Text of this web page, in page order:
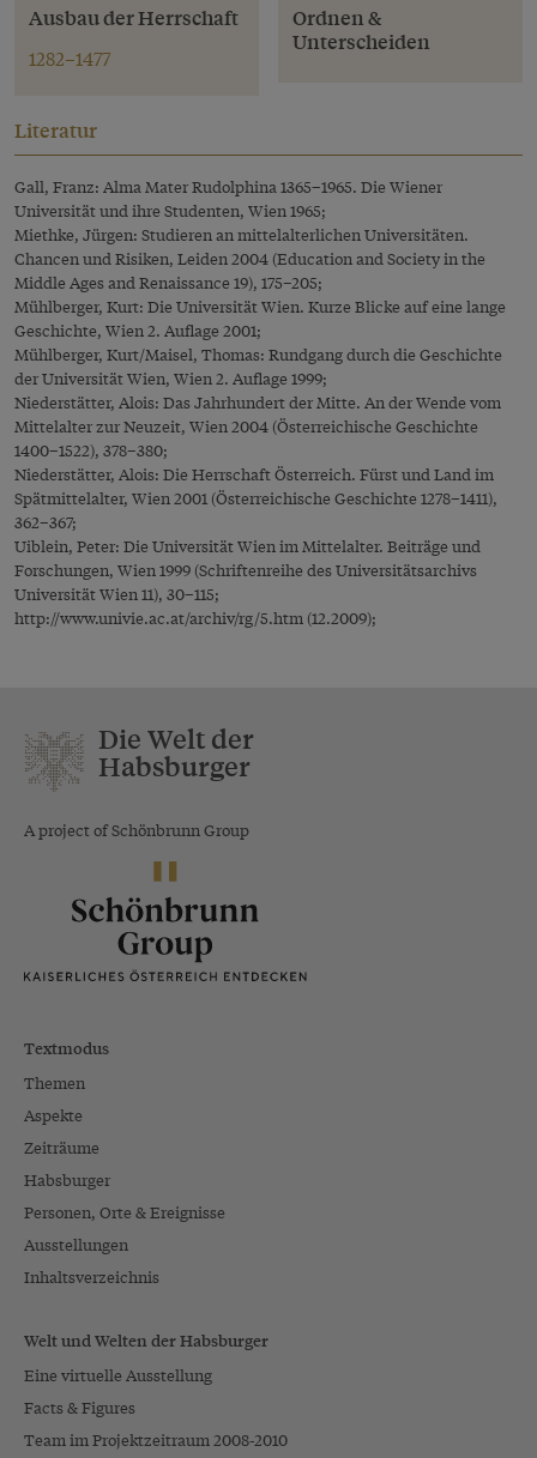
Ausbau der Herrschaft
1282–1477
Ordnen &
Unterscheiden
Literatur
Gall, Franz: Alma Mater Rudolphina 1365–1965. Die Wiener
Universität und ihre Studenten, Wien 1965;
Miethke, Jürgen: Studieren an mittelalterlichen Universitäten.
Chancen und Risiken, Leiden 2004 (Education and Society in the
Middle Ages and Renaissance 19), 175–205;
Mühlberger, Kurt: Die Universität Wien. Kurze Blicke auf eine lange
Geschichte, Wien 2. Auflage 2001;
Mühlberger, Kurt/Maisel, Thomas: Rundgang durch die Geschichte
der Universität Wien, Wien 2. Auflage 1999;
Niederstätter, Alois: Das Jahrhundert der Mitte. An der Wende vom
Mittelalter zur Neuzeit, Wien 2004 (Österreichische Geschichte
1400–1522), 378–380;
Niederstätter, Alois: Die Herrschaft Österreich. Fürst und Land im
Spätmittelalter, Wien 2001 (Österreichische Geschichte 1278–1411),
362–367;
Uiblein, Peter: Die Universität Wien im Mittelalter. Beiträge und
Forschungen, Wien 1999 (Schriftenreihe des Universitätsarchivs
Universität Wien 11), 30–115;
http://www.univie.ac.at/archiv/rg/5.htm (12.2009);
Die Welt der
Habsburger
A project of Schönbrunn Group
Textmodus
Themen
Aspekte
Zeiträume
Habsburger
Personen, Orte & Ereignisse
Ausstellungen
Inhaltsverzeichnis
Welt und Welten der Habsburger
Eine virtuelle Ausstellung
Facts & Figures
Team im Projektzeitraum 2008-2010